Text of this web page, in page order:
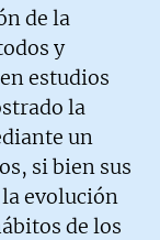
de la
y
estudios
la
un
si bien sus
evolución
de los